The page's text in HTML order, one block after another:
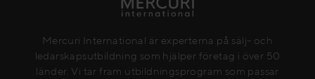
Mercuri International är experterna på sälj- och
ledarskapsutbildning som hjälper företag i över 50
länder. Vi tar fram utbildningsprogram som passar